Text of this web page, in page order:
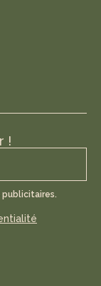
!
publicitaires.